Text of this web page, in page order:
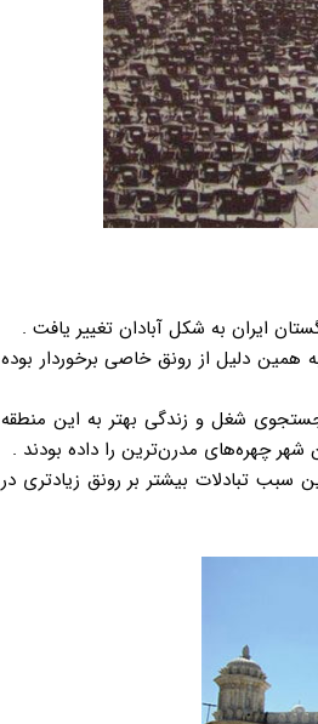
دلیل از رونق خاصی برخوردار بوده
شغل و زندگی بهتر به این منطقه
چهره‌های مدرن‌ترین را داده بودند .
سبب تبادلات بیشتر بر رونق زیادتری در